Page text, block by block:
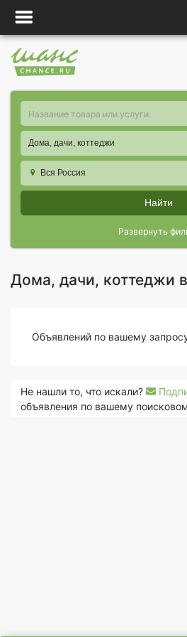
Дома, дачи, коттеджи
Вся Россия
Найти
Развернуть
Дома, дачи, коттеджи
Объявлений по вашему
Не нашли то, что искали?
объявления по вашему